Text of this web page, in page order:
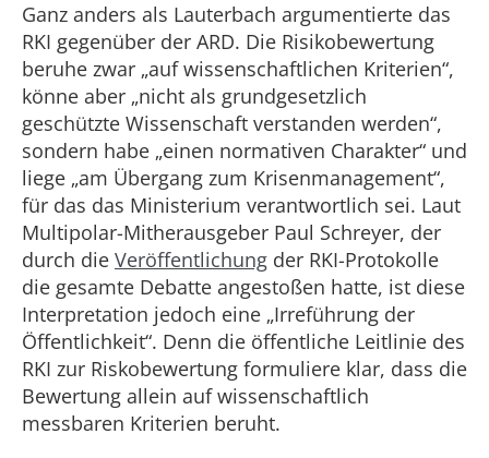
Ganz anders als Lauterbach argumentierte das
RKI gegenüber der ARD. Die Risikobewertung
beruhe zwar „auf wissenschaftlichen Kriterien“,
könne aber „nicht als grundgesetzlich
geschützte Wissenschaft verstanden werden“,
sondern habe „einen normativen Charakter“ und
liege „am Übergang zum Krisenmanagement“,
für das das Ministerium verantwortlich sei. Laut
Multipolar-Mitherausgeber Paul Schreyer, der
durch die Veröffentlichung der RKI-Protokolle
die gesamte Debatte angestoßen hatte, ist diese
Interpretation jedoch eine „Irreführung der
Öffentlichkeit“. Denn die öffentliche Leitlinie des
RKI zur Riskobewertung formuliere klar, dass die
Bewertung allein auf wissenschaftlich
messbaren Kriterien beruht.